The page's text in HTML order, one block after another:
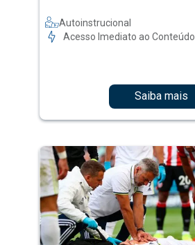
Autoinstrucional
Acesso Imediato ao Conteúdo
Saiba mais